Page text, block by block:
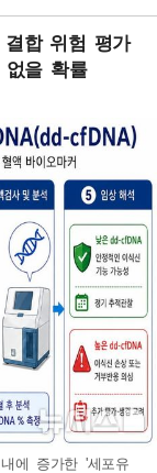
합 위험 평가
없을 확률
에 증가한 '세포유